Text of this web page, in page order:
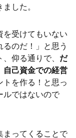
した。
を受けてもいない
のだ！」と思う
仰る通りで、 だ
自己資金での経営
トを作る！と思っ
ルではないので
まってくることで